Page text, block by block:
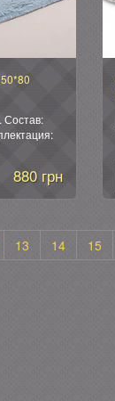
Состав:
880 грн
13 14 15